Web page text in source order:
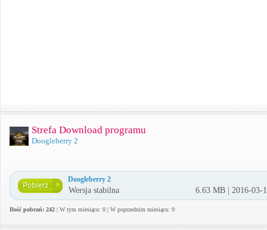
Strefa Download programu
Doogleberry 2
Doogleberry 2
Wersja stabilna 6.63 MB | 2016-03-
Ilość pobrań: 242 | W tym miesiącu: 0 | W poprzednim miesiącu: 9